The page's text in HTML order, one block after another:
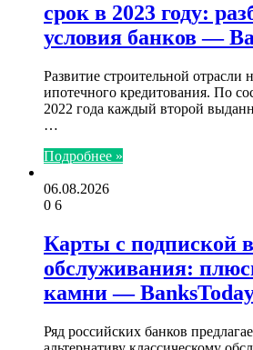
срок в 2023 году:
условия банков —
Развитие строительной отрасли
ипотечного кредитования. По
2022 года каждый второй
…
Подробнее »
06.08.2026
0 6
Карты с подпиской
обслуживания:
камни —
Ряд российских банков